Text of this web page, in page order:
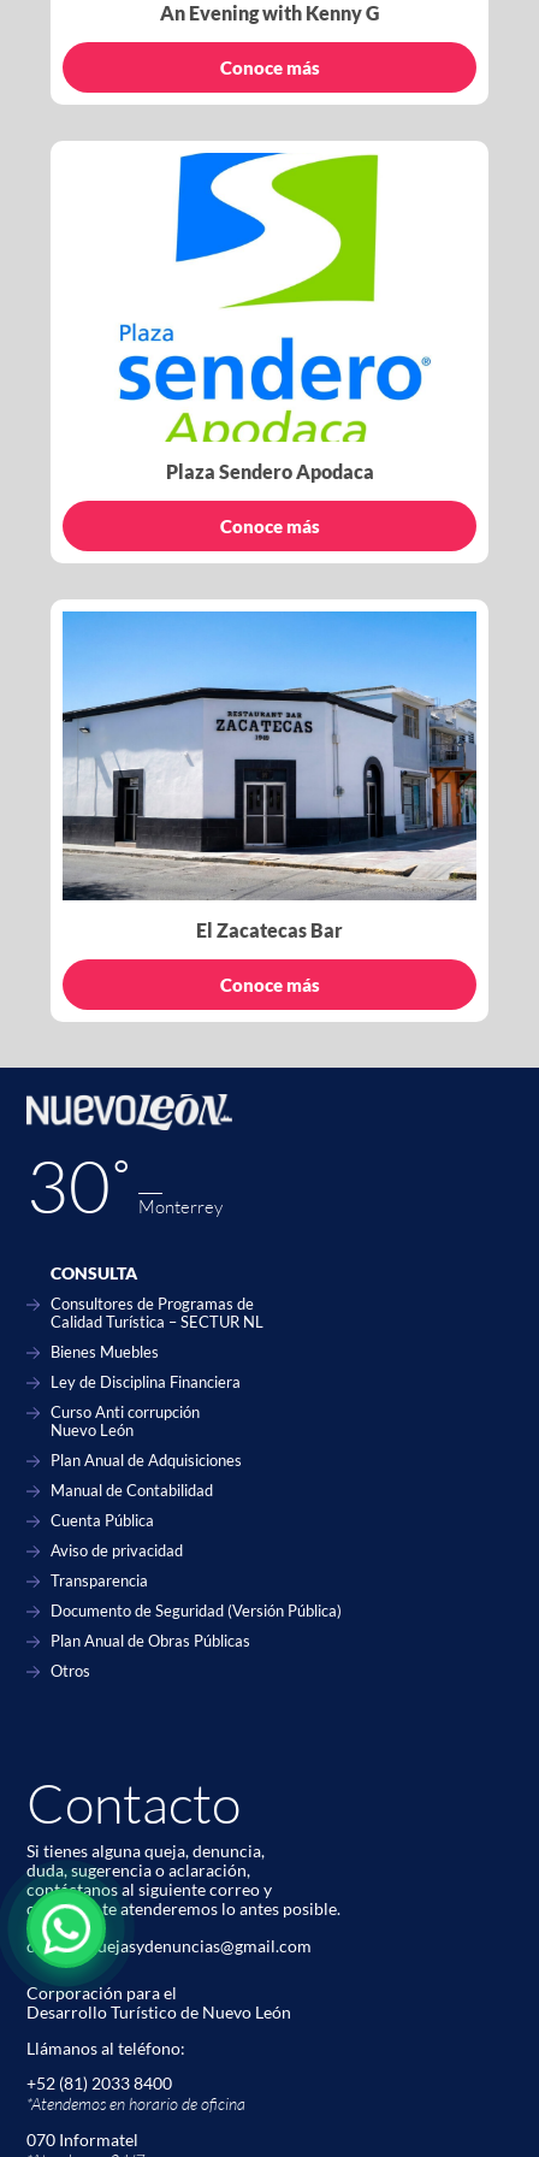
An Evening with Kenny G
Conoce más
Plaza Sendero Apodaca
Conoce más
El Zacatecas Bar
Conoce más
30˚ Monterrey
CONSULTA
Consultores de Programas de
Calidad Turística – SECTUR NL
Bienes Muebles
Ley de Disciplina Financiera
Curso Anti corrupción
Nuevo León
Plan Anual de Adquisiciones
Manual de Contabilidad
Cuenta Pública
Aviso de privacidad
Transparencia
Documento de Seguridad (Versión Pública)
Plan Anual de Obras Públicas
Otros
Contacto
Si tienes alguna queja, denuncia,
duda, sugerencia o aclaración,
contáctanos al siguiente correo y
con gusto te atenderemos lo antes posible.
codetur.quejasydenuncias@gmail.com
Corporación para el
Desarrollo Turístico de Nuevo León
Llámanos al teléfono:
+52 (81) 2033 8400
*Atendemos en horario de oﬁcina
070 Informatel